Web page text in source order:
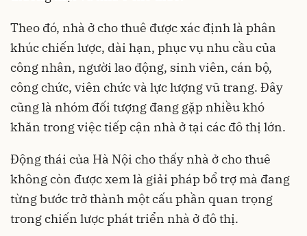
Theo đó, nhà ở cho thuê được xác định là phân
khúc chiến lược, dài hạn, phục vụ nhu cầu của
công nhân, người lao động, sinh viên, cán bộ,
công chức, viên chức và lực lượng vũ trang. Đây
cũng là nhóm đối tượng đang gặp nhiều khó
khăn trong việc tiếp cận nhà ở tại các đô thị lớn.
Động thái của Hà Nội cho thấy nhà ở cho thuê
không còn được xem là giải pháp bổ trợ mà đang
từng bước trở thành một cấu phần quan trọng
trong chiến lược phát triển nhà ở đô thị.